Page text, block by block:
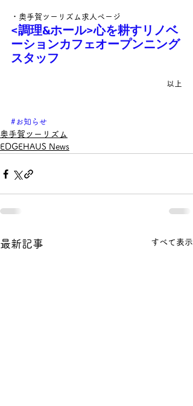
・奥手賀ツーリズム求人ページ
<調理&ホール>心を耕すリノベ
ーションカフェオープンニング
スタッフ
以上
#お知らせ
奥手賀ツーリズム
EDGEHAUS News
最新記事 すべて表示